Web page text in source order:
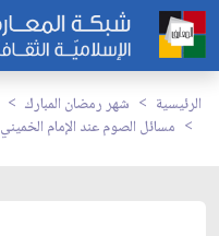
الرئيسية شهر رمضان المبارك
مسائل الصوم عند الإمام الخميني